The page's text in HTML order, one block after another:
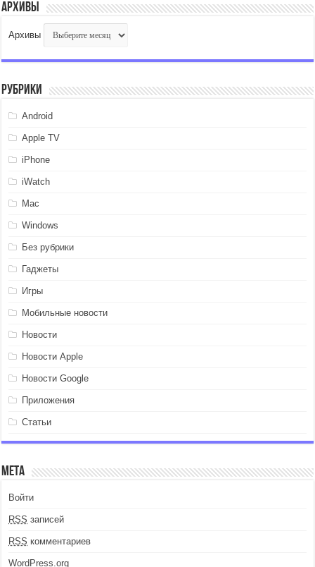
Архивы
Архивы
Рубрики
Android
Apple TV
iPhone
iWatch
Mac
Windows
Без рубрики
Гаджеты
Игры
Мобильные новости
Новости
Новости Apple
Новости Google
Приложения
Статьи
Мета
Войти
RSS записей
RSS комментариев
WordPress.org